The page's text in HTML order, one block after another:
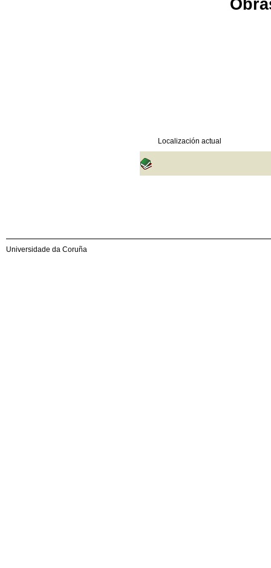
Localización actual
Universidade da Coruña